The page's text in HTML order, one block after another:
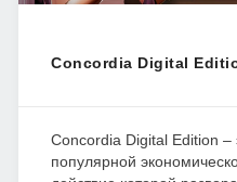
Concordia Digital
Concordia Digital Edition
популярной